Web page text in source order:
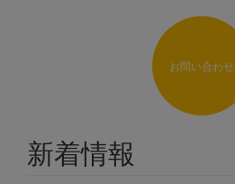
お問い合わせ
新着情報